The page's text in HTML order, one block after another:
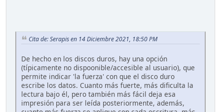
Cita de: Serapis en 14 Diciembre 2021, 18:50 PM
De hecho en los discos duros, hay una opción
(típicamente no dispoonible/accesible al usuario), que
permite indicar 'la fuerza' con que el disco duro
escribe los datos. Cuanto más fuerte, más dificulta la
lectura bajo él, pero también más fácil deja esa
impresión para ser leída posteriormente, además,